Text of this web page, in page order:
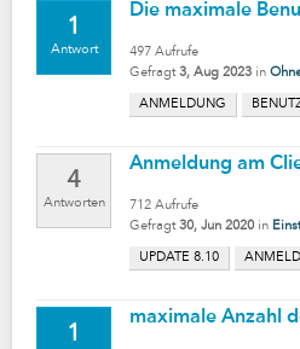
1
Antwort
Die maximale
497 Aufrufe
Gefragt 3, Aug 2023 in
ANMELDUNG
4
Antworten
Anmeldung am
712 Aufrufe
Gefragt 30, Jun 2020 in
UPDATE 8.10
1
maximale Anzahl